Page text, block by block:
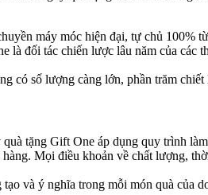
máy móc hiện đại, tự chủ 100%
là đối tác chiến lược lâu năm của
có số lượng càng lớn, phần trăm
tặng Gift One áp dụng quy trình
Mọi điều khoản về chất lượng,
và ý nghĩa trong mỗi món quà của